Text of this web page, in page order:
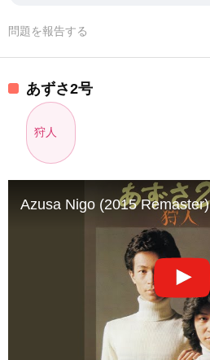
問題を報告する
あずさ2号
狩人
Azusa Nigo (2015 Remaster)